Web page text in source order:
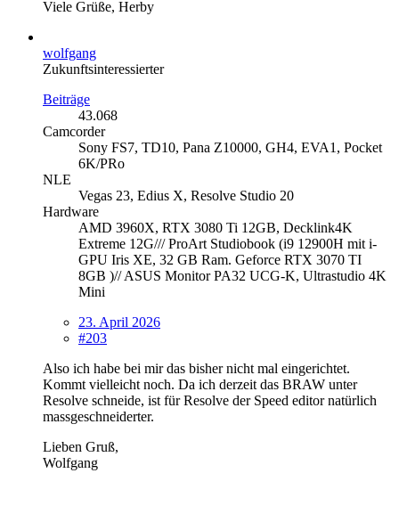
Viele Grüße, Herby
wolfgang
Zukunftsinteressierter
Beiträge
43.068
Camcorder
Sony FS7, TD10, Pana Z10000, GH4, EVA1, Pocket
6K/PRo
NLE
Vegas 23, Edius X, Resolve Studio 20
Hardware
AMD 3960X, RTX 3080 Ti 12GB, Decklink4K
Extreme 12G/// ProArt Studiobook (i9 12900H mit i-
GPU Iris XE, 32 GB Ram. Geforce RTX 3070 TI
8GB )// ASUS Monitor PA32 UCG-K, Ultrastudio 4K
Mini
23. April 2026
#203
Also ich habe bei mir das bisher nicht mal eingerichtet.
Kommt vielleicht noch. Da ich derzeit das BRAW unter
Resolve schneide, ist für Resolve der Speed editor natürlich
massgeschneiderter.
Lieben Gruß,
Wolfgang